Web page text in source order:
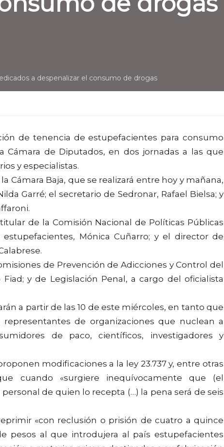
a despenalizar el consumo de drogas
de tenencia de estupefacientes para consumo
Cámara de Diputados, en dos jornadas a las que
y especialistas.
Cámara Baja, que se realizará entre hoy y mañana,
Garré; el secretario de Sedronar, Rafael Bielsa; y
de la Comisión Nacional de Políticas Públicas
Mónica Cuñarro; y el director de
de Prevención de Adicciones y Control del
y de Legislación Penal, a cargo del oficialista
a partir de las 10 de este miércoles, en tanto que
de organizaciones que nuclean a
de paco, científicos, investigadores y
modificaciones a la ley 23.737 y, entre otras
cuando «surgiere inequívocamente que (el
de quien lo recepta (…) la pena será de seis
«con reclusión o prisión de cuatro a quince
al que introdujera al país estupefacientes